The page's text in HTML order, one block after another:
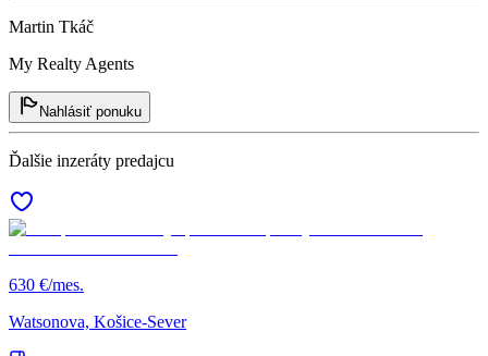
Martin Tkáč
My Realty Agents
Nahlásiť ponuku
Ďalšie inzeráty predajcu
630 €/mes.
Watsonova, Košice-Sever